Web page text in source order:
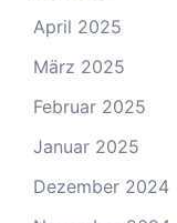
April 2025
März 2025
Februar 2025
Januar 2025
Dezember 2024